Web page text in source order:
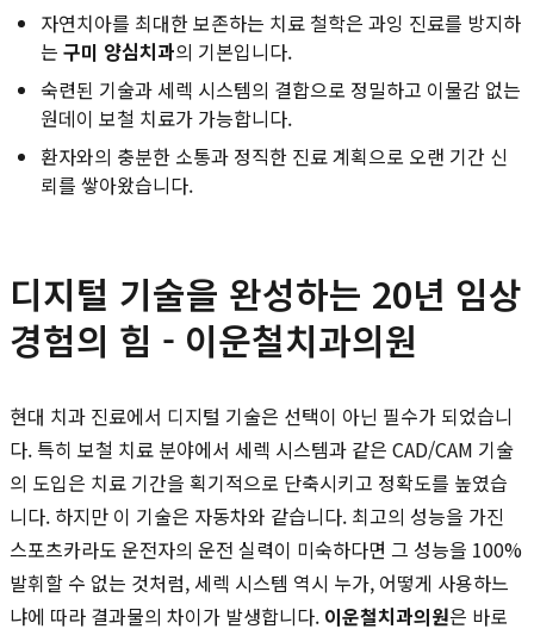
자연치아를 최대한 보존하는 치료 철학은 과잉 진료를 방지하
는 구미 양심치과의 기본입니다.
숙련된 기술과 세렉 시스템의 결합으로 정밀하고 이물감 없는
원데이 보철 치료가 가능합니다.
환자와의 충분한 소통과 정직한 진료 계획으로 오랜 기간 신
뢰를 쌓아왔습니다.
디지털 기술을 완성하는 20년 임상
경험의 힘 - 이운철치과의원
현대 치과 진료에서 디지털 기술은 선택이 아닌 필수가 되었습니
다. 특히 보철 치료 분야에서 세렉 시스템과 같은 CAD/CAM 기술
의 도입은 치료 기간을 획기적으로 단축시키고 정확도를 높였습
니다. 하지만 이 기술은 자동차와 같습니다. 최고의 성능을 가진
스포츠카라도 운전자의 운전 실력이 미숙하다면 그 성능을 100%
발휘할 수 없는 것처럼, 세렉 시스템 역시 누가, 어떻게 사용하느
냐에 따라 결과물의 차이가 발생합니다. 이운철치과의원은 바로